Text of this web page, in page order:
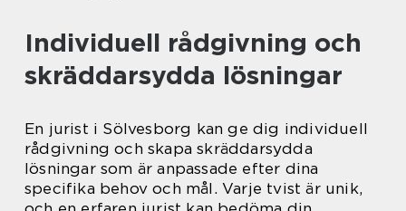
Individuell rådgivning och
skräddarsydda lösningar
En jurist i Sölvesborg kan ge dig individuell
rådgivning och skapa skräddarsydda
lösningar som är anpassade efter dina
specifika behov och mål. Varje tvist är unik,